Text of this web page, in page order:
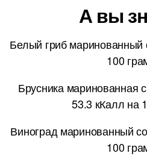
А вы
Белый гриб маринованный
100
Брусника маринованная
53.3 кКалл на
Виноград маринованный
100